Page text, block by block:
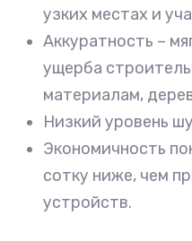
узких местах и
Аккуратность –
ущерба
материалам,
Низкий уровень
Экономичность
сотку ниже, чем
устройств.